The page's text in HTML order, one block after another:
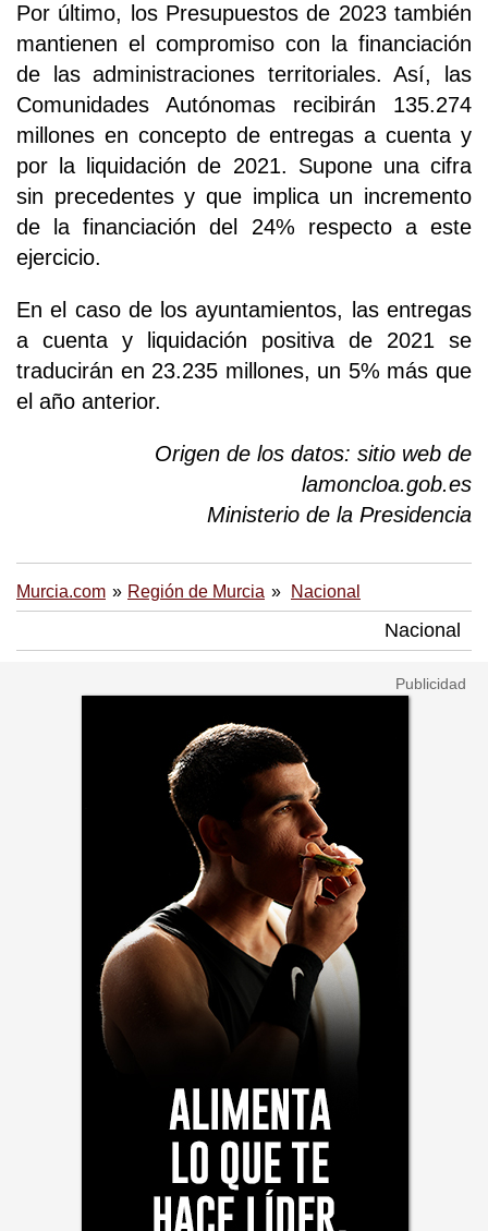
Por último, los Presupuestos de 2023 también
mantienen el compromiso con la financiación
de las administraciones territoriales. Así, las
Comunidades Autónomas recibirán 135.274
millones en concepto de entregas a cuenta y
por la liquidación de 2021. Supone una cifra
sin precedentes y que implica un incremento
de la financiación del 24% respecto a este
ejercicio.
En el caso de los ayuntamientos, las entregas
a cuenta y liquidación positiva de 2021 se
traducirán en 23.235 millones, un 5% más que
el año anterior.
Origen de los datos: sitio web de
lamoncloa.gob.es
Ministerio de la Presidencia
Murcia.com Región de Murcia Nacional
Nacional